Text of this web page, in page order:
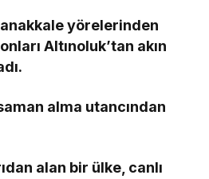
yörelerinden
Altınoluk’tan akın
alma utancından
alan bir ülke, canlı